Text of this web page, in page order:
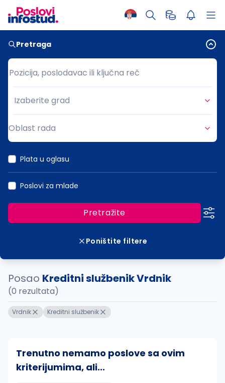
Pretraga
Pozicija, poslodavac ili ključna reč
Pozicija, poslodavac ili ključna reč
Grad
Izaberite grad
Oblast rada
Plata u oglasu
Poslovi za mlade
Pretražite
Poništite filtere
Posao Kreditni službenik Vrdnik
(0 rezultata)
Vrdnik Kreditni službenik
Trenutno nemamo poslove sa ovim
kriterijumima, ali...